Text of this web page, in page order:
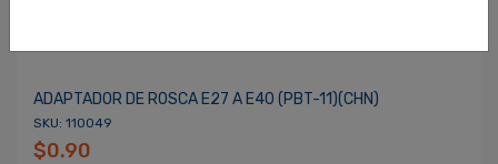
ADAPTADOR DE ROSCA E27 A E40 (PBT-11)(CHN)
SKU: 110049
$0.90